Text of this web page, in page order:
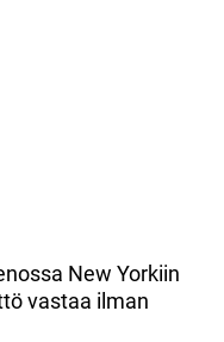
New Yorkiin
vastaa ilman